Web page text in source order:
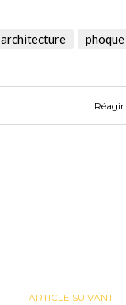
une
nouvelle
une
nouvelle
dans
une
architecture phoque
ARTICLE SUIVANT